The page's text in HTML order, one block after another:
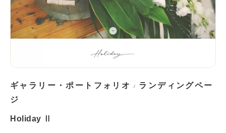
ギャラリー・ポートフォリオ / ランディングペー
ジ
Holiday Ⅱ